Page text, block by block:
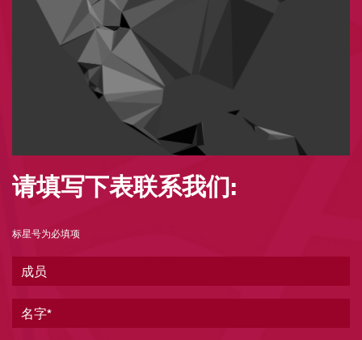
请填写下表联系我们:
标星号为必填项
成员
名字